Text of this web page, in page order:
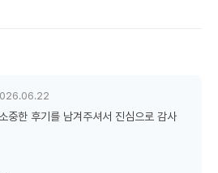
중한 후기를 남겨주셔서 진심으로 감사